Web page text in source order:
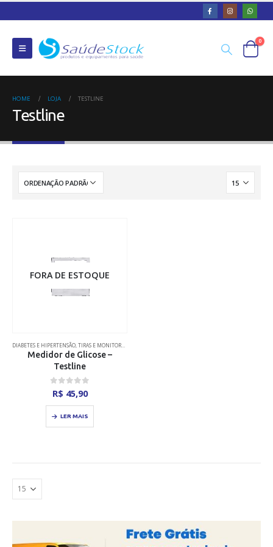
0
HOME LOJA TESTLINE
Testline
FORA DE ESTOQUE
DIABETES E HIPERTENSÃO TIRAS E MONITORES DE GLICEMIA
Medidor de Glicose –
Testline
0out of 5
R$ 45,90
LER MAIS